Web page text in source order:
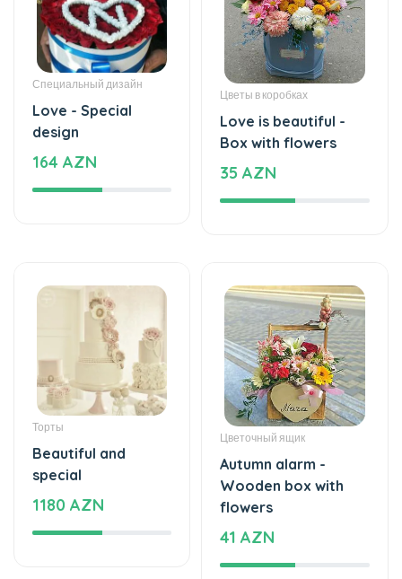
Специальный дизайн
Love - Special
design
164 AZN
Цветы в коробках
Love is beautiful -
Box with flowers
35 AZN
Торты
Beautiful and
special
1180 AZN
Цветочный ящик
Autumn alarm -
Wooden box with
flowers
41 AZN